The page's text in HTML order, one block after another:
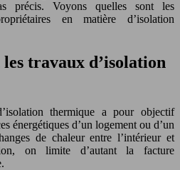
précis. Voyons quelles sont les
en matière d’isolation
travaux d’isolation
thermique a pour objectif
énergétiques d’un logement ou d’un
de chaleur entre l’intérieur et
on limite d’autant la facture